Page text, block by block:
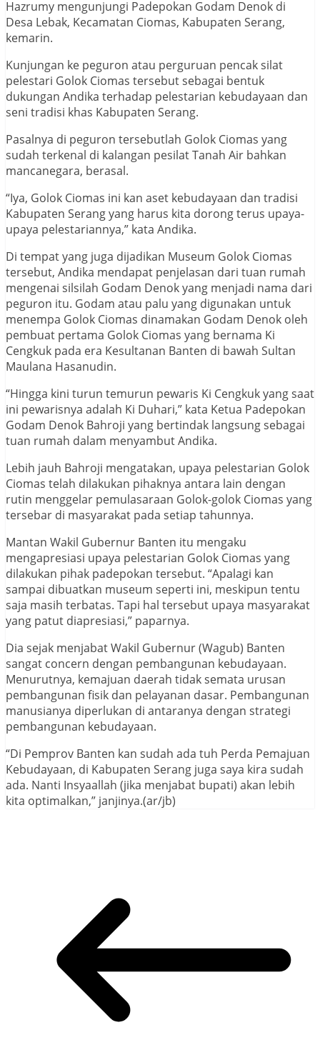
Hazrumy mengunjungi Padepokan Godam Denok di
Desa Lebak, Kecamatan Ciomas, Kabupaten Serang,
kemarin.
Kunjungan ke peguron atau perguruan pencak silat
pelestari Golok Ciomas tersebut sebagai bentuk
dukungan Andika terhadap pelestarian kebudayaan dan
seni tradisi khas Kabupaten Serang.
Pasalnya di peguron tersebutlah Golok Ciomas yang
sudah terkenal di kalangan pesilat Tanah Air bahkan
mancanegara, berasal.
“Iya, Golok Ciomas ini kan aset kebudayaan dan tradisi
Kabupaten Serang yang harus kita dorong terus upaya-
upaya pelestariannya,” kata Andika.
Di tempat yang juga dijadikan Museum Golok Ciomas
tersebut, Andika mendapat penjelasan dari tuan rumah
mengenai silsilah Godam Denok yang menjadi nama dari
peguron itu. Godam atau palu yang digunakan untuk
menempa Golok Ciomas dinamakan Godam Denok oleh
pembuat pertama Golok Ciomas yang bernama Ki
Cengkuk pada era Kesultanan Banten di bawah Sultan
Maulana Hasanudin.
“Hingga kini turun temurun pewaris Ki Cengkuk yang saat
ini pewarisnya adalah Ki Duhari,” kata Ketua Padepokan
Godam Denok Bahroji yang bertindak langsung sebagai
tuan rumah dalam menyambut Andika.
Lebih jauh Bahroji mengatakan, upaya pelestarian Golok
Ciomas telah dilakukan pihaknya antara lain dengan
rutin menggelar pemulasaraan Golok-golok Ciomas yang
tersebar di masyarakat pada setiap tahunnya.
Mantan Wakil Gubernur Banten itu mengaku
mengapresiasi upaya pelestarian Golok Ciomas yang
dilakukan pihak padepokan tersebut. “Apalagi kan
sampai dibuatkan museum seperti ini, meskipun tentu
saja masih terbatas. Tapi hal tersebut upaya masyarakat
yang patut diapresiasi,” paparnya.
Dia sejak menjabat Wakil Gubernur (Wagub) Banten
sangat concern dengan pembangunan kebudayaan.
Menurutnya, kemajuan daerah tidak semata urusan
pembangunan fisik dan pelayanan dasar. Pembangunan
manusianya diperlukan di antaranya dengan strategi
pembangunan kebudayaan.
“Di Pemprov Banten kan sudah ada tuh Perda Pemajuan
Kebudayaan, di Kabupaten Serang juga saya kira sudah
ada. Nanti Insyaallah (jika menjabat bupati) akan lebih
kita optimalkan,” janjinya.(ar/jb)